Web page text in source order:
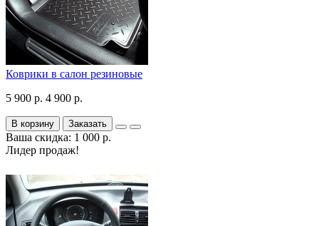
Коврики в салон резиновые
5 900 р. 4 900 р.
В корзину Заказать
Ваша скидка: 1 000 р.
Лидер продаж!